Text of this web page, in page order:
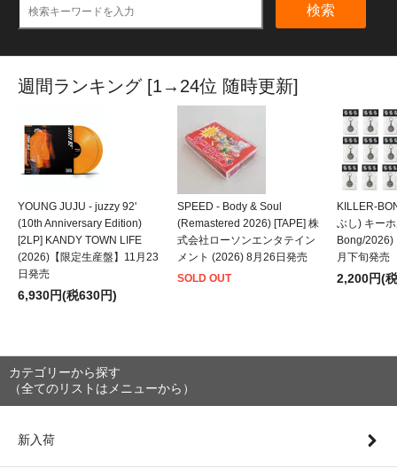
検索
週間ランキング [1→24位 随時更新]
YOUNG JUJU - juzzy 92'
(10th Anniversary Edition)
[2LP] KANDY TOWN LIFE
(2026)【限定生産盤】11月23
日発売
6,930円(税630円)
SPEED - Body & Soul
(Remastered 2026) [TAPE] 株
式会社ローソンエンタテイン
メント (2026) 8月26日発売
SOLD OUT
KILLER-
ぶし) キー
Bong/2026)
月下旬発売
2,200円(
カテゴリーから探す
（全てのリストはメニューから）
新入荷